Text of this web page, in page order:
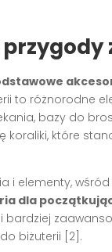
to różnorodne
bazy do
koraliki, które
i elementy,
dla
bardziej
biżuterii [2].